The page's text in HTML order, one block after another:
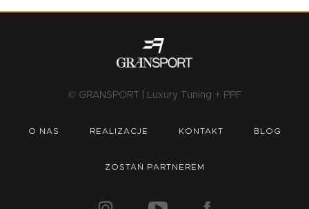
© GRANSPORT | Luxury Tuning + PPF
O NAS REALIZACJE KONTAKT BLOG
ZOSTAŃ PARTNEREM